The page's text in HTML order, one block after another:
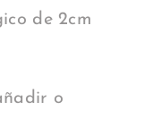
de 2cm
o